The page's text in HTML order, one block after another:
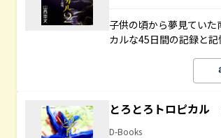
子供の頃から夢見てい
カルな45日間の記録と記
とろとろトロピカ
D-Books